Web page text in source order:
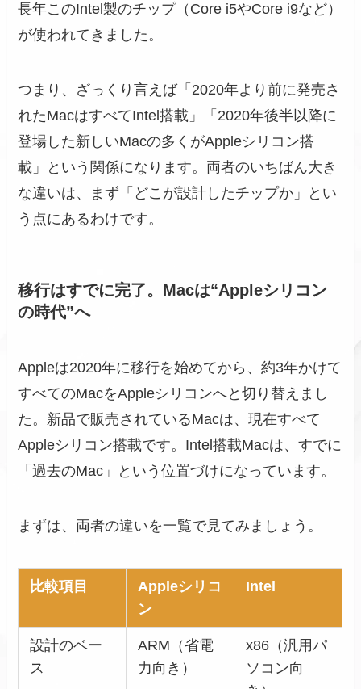
長年このIntel製のチップ（Core i5やCore i9など）
が使われてきました。
つまり、ざっくり言えば「2020年より前に発売さ
れたMacはすべてIntel搭載」「2020年後半以降に
登場した新しいMacの多くがAppleシリコン搭
載」という関係になります。両者のいちばん大き
な違いは、まず「どこが設計したチップか」とい
う点にあるわけです。
移行はすでに完了。Macは“Appleシリコン
の時代”へ
Appleは2020年に移行を始めてから、約3年かけて
すべてのMacをAppleシリコンへと切り替えまし
た。新品で販売されているMacは、現在すべて
Appleシリコン搭載です。Intel搭載Macは、すでに
「過去のMac」という位置づけになっています。
まずは、両者の違いを一覧で見てみましょう。
比較項目
Appleシリコ
ン
Intel
設計のベー
ス
ARM（省電
力向き）
x86（汎用パ
ソコン向